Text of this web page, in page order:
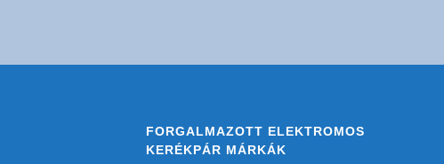
FORGALMAZOTT ELEKTROMOS
KERÉKPÁR MÁRKÁK